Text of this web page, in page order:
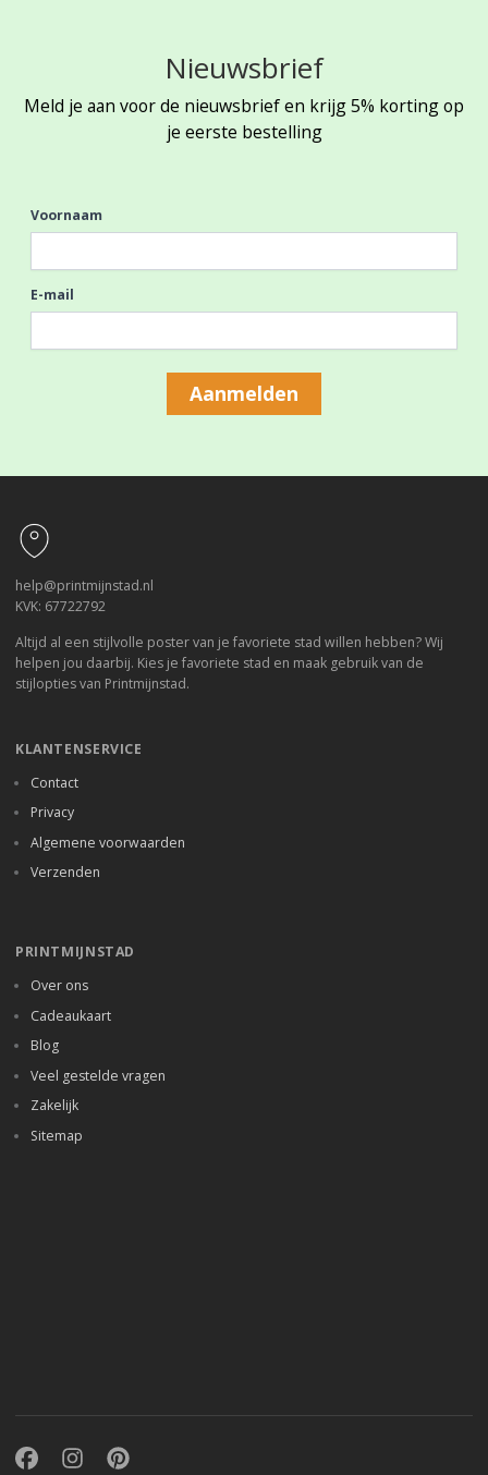
Nieuwsbrief
Meld je aan voor de nieuwsbrief en krijg 5% korting op
je eerste bestelling
Voornaam
E-mail
Aanmelden
help@printmijnstad.nl
KVK: 67722792
Altijd al een stijlvolle poster van je favoriete stad willen hebben? Wij
helpen jou daarbij. Kies je favoriete stad en maak gebruik van de
stijlopties van Printmijnstad.
KLANTENSERVICE
Contact
Privacy
Algemene voorwaarden
Verzenden
PRINTMIJNSTAD
Over ons
Cadeaukaart
Blog
Veel gestelde vragen
Zakelijk
Sitemap
FacebookInstagramPinterest